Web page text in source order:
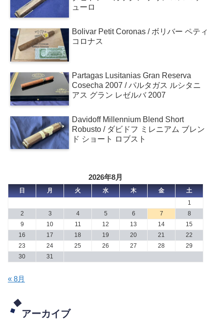
ューロ
Bolivar Petit Coronas / ボリバー ペティ
コロナス
Partagas Lusitanias Gran Reserva
Cosecha 2007 / パルタガス ルシタニ
アス グラン レゼルバ 2007
Davidoff Millennium Blend Short
Robusto / ダビドフ ミレニアム ブレン
ド ショート ロブスト
2026年8月
日 月 火 水 木 金
土
1
2
3 4 5 6 7
8
9
10 11 12 13 14
15
16
17 18 19 20 21
22
23
24 25 26 27 28
29
30
31
« 8月
アーカイブ